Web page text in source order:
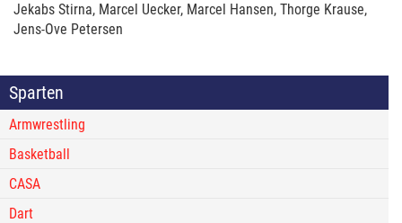
Jekabs Stirna, Marcel Uecker, Marcel Hansen, Thorge Krause,
Jens-Ove Petersen
Sparten
Armwrestling
Basketball
CASA
Dart